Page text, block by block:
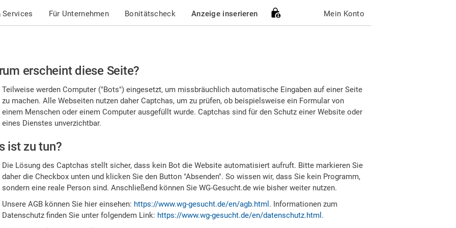
Services Für Unternehmen Bonitätscheck Anzeige inserieren Mein Konto
erscheint diese Seite?
Teilweise werden Computer ("Bots") eingesetzt, um missbräuchlich automatische Eingaben auf einer Seite
zu machen. Alle Webseiten nutzen daher Captchas, um zu prüfen, ob beispielsweise ein Formular von
einem Menschen oder einem Computer ausgefüllt wurde. Captchas sind für den Schutz einer Website oder
eines Dienstes unverzichtbar.
ist zu tun?
Die Lösung des Captchas stellt sicher, dass kein Bot die Website automatisiert aufruft. Bitte markieren Sie
daher die Checkbox unten und klicken Sie den Button "Absenden". So wissen wir, dass Sie kein Programm,
sondern eine reale Person sind. Anschließend können Sie WG-Gesucht.de wie bisher weiter nutzen.
Unsere AGB können Sie hier einsehen: https://www.wg-gesucht.de/en/agb.html . Informationen zum
Datenschutz finden Sie unter folgendem Link: https://www.wg-gesucht.de/en/datenschutz.html .